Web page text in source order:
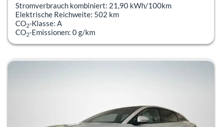
Stromverbrauch kombiniert: 21,90 kWh/100km
Elektrische Reichweite: 502 km
CO2-Klasse: A
CO2-Emissionen: 0 g/km